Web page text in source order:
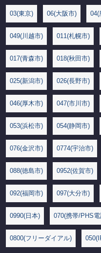
03(東京) 06(大阪市) 04(
049(川越市) 011(札幌市)
017(青森市) 018(秋田市)
025(新潟市) 026(長野市)
046(厚木市) 047(市川市)
053(浜松市) 054(静岡市)
076(金沢市) 0774(宇治市)
088(徳島市) 0952(佐賀市)
092(福岡市) 097(大分市)
0990(日本) 070(携帯/PHS
0800(フリーダイアル)